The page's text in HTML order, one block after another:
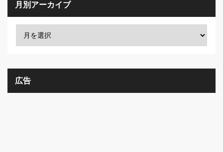
月別アーカイブ
広告